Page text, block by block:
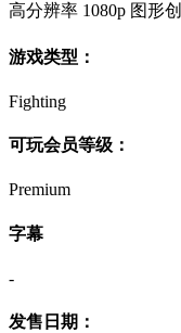
高分辨率 1080p 图形
游戏类型：
Fighting
可玩会员等级：
Premium
字幕
-
发售日期：